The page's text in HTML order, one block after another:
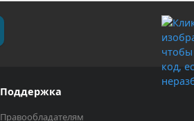
Поддержка
Правообладателям